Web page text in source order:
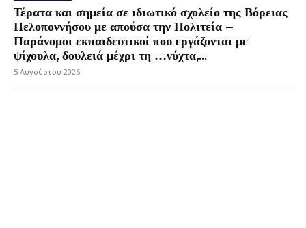
Τέρατα και σημεία σε ιδιωτικό σχολείο της Βόρειας
Πελοποννήσου με απούσα την Πολιτεία –
Παράνομοι εκπαιδευτικοί που εργάζονται με
ψίχουλα, δουλειά μέχρι τη …νύχτα,...
5 Αυγούστου 2026